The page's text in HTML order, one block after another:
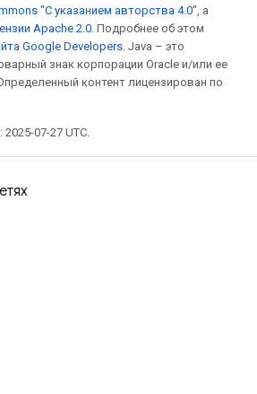
"С указанием авторства 4.0", а
Apache 2.0. Подробнее об этом
Google Developers. Java – это
знак корпорации Oracle и/или ее
контент лицензирован по
07-27 UTC.